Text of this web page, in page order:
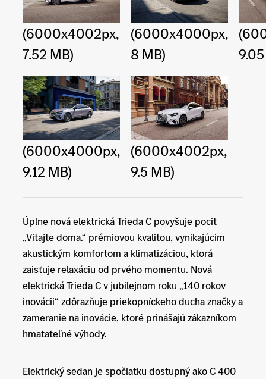
(6000x4002px,
7.52 MB)
(6000x4000px,
8 MB)
(6000x4000px,
9.12 MB)
(6000x4002px,
9.5 MB)
Úplne nová elektrická Trieda C povyšuje pocit
„Vitajte doma.“ prémiovou kvalitou, vynikajúcim
akustickým komfortom a klimatizáciou, ktorá
zaisťuje relaxáciu od prvého momentu. Nová
elektrická Trieda C v jubilejnom roku „140 rokov
inovácii“ zdôrazňuje priekopníckeho ducha značky a
zameranie na inovácie, ktoré prinášajú zákazníkom
hmatateľné výhody.
Elektrický sedan je spočiatku dostupný ako C 400